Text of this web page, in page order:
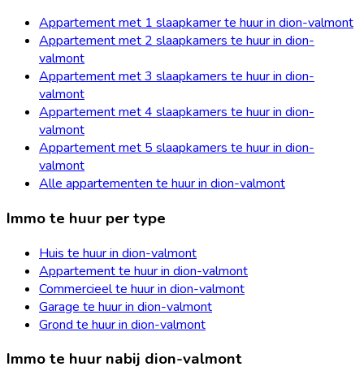
Appartement met 1 slaapkamer te huur in dion-valmont
Appartement met 2 slaapkamers te huur in dion-
valmont
Appartement met 3 slaapkamers te huur in dion-
valmont
Appartement met 4 slaapkamers te huur in dion-
valmont
Appartement met 5 slaapkamers te huur in dion-
valmont
Alle appartementen te huur in dion-valmont
Immo te huur per type
Huis te huur in dion-valmont
Appartement te huur in dion-valmont
Commercieel te huur in dion-valmont
Garage te huur in dion-valmont
Grond te huur in dion-valmont
Immo te huur nabij dion-valmont